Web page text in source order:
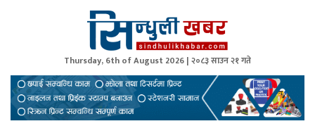
Sindhuli Khabar
News from Sindhuli Nepal
Thursday, 6th of August 2026 | २०८३ साउन २१ गते